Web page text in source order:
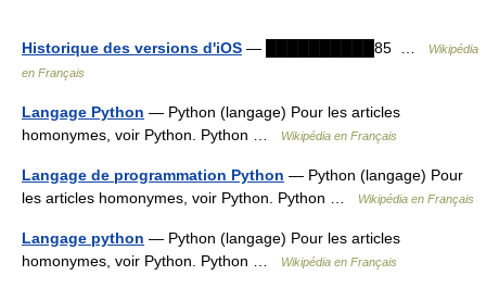
Historique des versions d'iOS — ██████████85 …
Wikipédia
en Français
Langage Python — Python (langage) Pour les articles
homonymes, voir Python. Python …
Wikipédia en Français
Langage de programmation Python — Python (langage) Pour
les articles homonymes, voir Python. Python …
Wikipédia en Français
Langage python — Python (langage) Pour les articles
homonymes, voir Python. Python …
Wikipédia en Français